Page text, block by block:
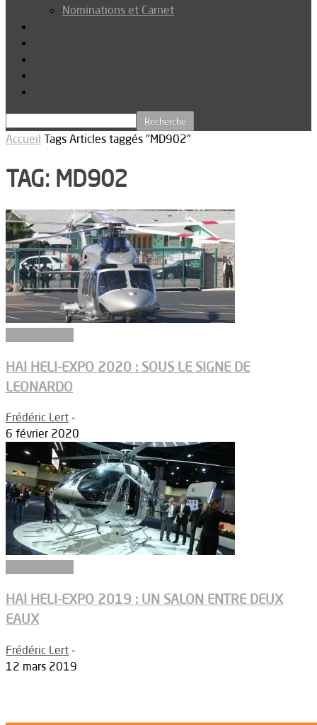
Nominations et Carnet
Accueil Tags Articles taggés "MD902"
TAG: MD902
HAI HELI-EXPO 2020 : SOUS LE SIGNE DE
LEONARDO
Frédéric Lert -
6 février 2020
HAI HELI-EXPO 2019 : UN SALON ENTRE DEUX
EAUX
Frédéric Lert -
12 mars 2019